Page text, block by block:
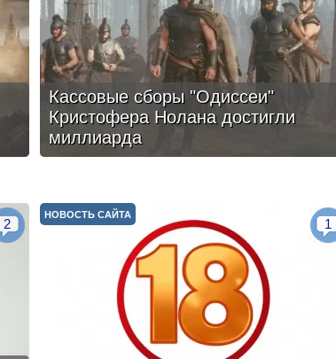
Кассовые сборы "Одиссеи"
Кристофера Нолана достигли
миллиарда
2
НОВОСТЬ САЙТА
1